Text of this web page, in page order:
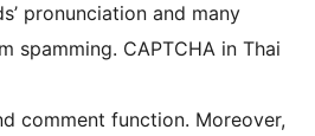
pronunciation and many
CAPTCHA in Thai
comment function. Moreover,